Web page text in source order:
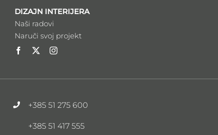
DIZAJN INTERIJERA
Naši radovi
Naruči svoj projekt
+385 51 275 600
+385 51 417 555